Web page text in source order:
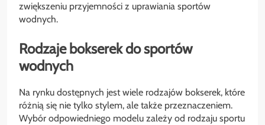
zwiększeniu przyjemności z uprawiania sportów
wodnych.
Rodzaje bokserek do sportów
wodnych
Na rynku dostępnych jest wiele rodzajów bokserek, które
różnią się nie tylko stylem, ale także przeznaczeniem.
Wybór odpowiedniego modelu zależy od rodzaju sportu